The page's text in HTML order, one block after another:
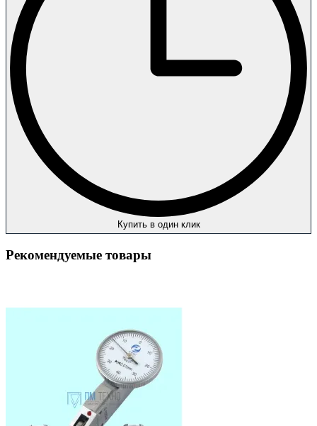
Купить в один клик
Рекомендуемые товары